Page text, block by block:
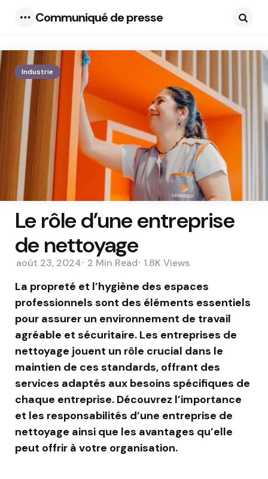
Communiqué de presse
Industrie
Le rôle d’une entreprise
de nettoyage
août 23, 2024 2 Min Read 1.8K Views
La propreté et l’hygiène des espaces
professionnels sont des éléments essentiels
pour assurer un environnement de travail
agréable et sécuritaire. Les entreprises de
nettoyage jouent un rôle crucial dans le
maintien de ces standards, offrant des
services adaptés aux besoins spécifiques de
chaque entreprise. Découvrez l’importance
et les responsabilités d’une entreprise de
nettoyage ainsi que les avantages qu’elle
peut offrir à votre organisation.